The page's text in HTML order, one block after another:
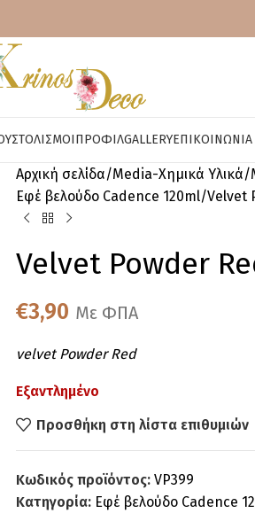
ΣΤΟΛΙΣΜΟΊΠΡΟΦΊΛGALLERYΕΠΙΚΟΙΝΩΝΊΑ
Αρχική σελίδα Media-Χημικά Υλικά
Εφέ βελούδο Cadence 120ml Velvet
Velvet Powder
€3,90 Με ΦΠΑ
velvet Powder Red
Εξαντλημένο
Προσθήκη στη λίστα επιθυμιών
Κωδικός προϊόντος: VP399
Κατηγορία: Εφέ βελούδο Cadence